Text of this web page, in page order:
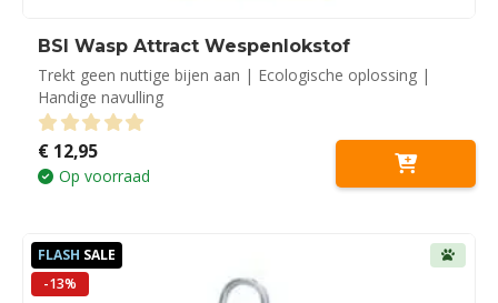
BSI Wasp Attract Wespenlokstof
Trekt geen nuttige bijen aan | Ecologische oplossing |
Handige navulling
0 out of 5
€ 12,95
Op voorraad
FLASH SALE
-13%